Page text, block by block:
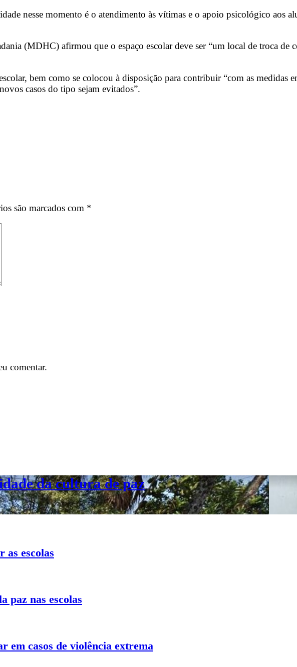
nesse momento é o atendimento às vítimas e o apoio psicológico aos
(MDHC) afirmou que o espaço escolar deve ser “um local de troca de
bem como se colocou à disposição para contribuir “com as medidas
casos do tipo sejam evitados”.
são marcados com *
comentar.
da cultura de paz
as escolas
paz nas escolas
em casos de violência extrema